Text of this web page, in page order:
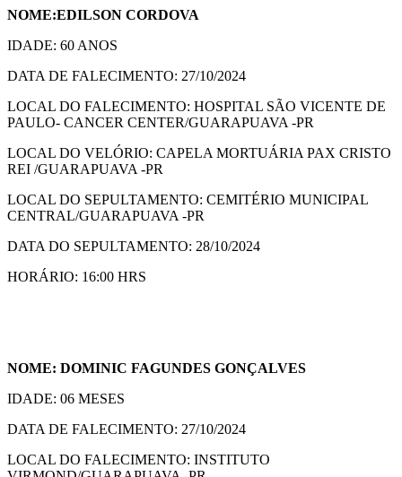
NOME:EDILSON CORDOVA
IDADE: 60 ANOS
DATA DE FALECIMENTO: 27/10/2024
LOCAL DO FALECIMENTO: HOSPITAL SÃO VICENTE DE
PAULO- CANCER CENTER/GUARAPUAVA -PR
LOCAL DO VELÓRIO: CAPELA MORTUÁRIA PAX CRISTO
REI /GUARAPUAVA -PR
LOCAL DO SEPULTAMENTO: CEMITÉRIO MUNICIPAL
CENTRAL/GUARAPUAVA -PR
DATA DO SEPULTAMENTO: 28/10/2024
HORÁRIO: 16:00 HRS
NOME: DOMINIC FAGUNDES GONÇALVES
IDADE: 06 MESES
DATA DE FALECIMENTO: 27/10/2024
LOCAL DO FALECIMENTO: INSTITUTO